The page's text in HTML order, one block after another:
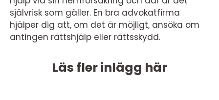
självrisk som gäller. En bra advokatfirma
hjälper dig att, om det är möjligt, ansöka om
antingen rättshjälp eller rättsskydd.
Läs fler inlägg här